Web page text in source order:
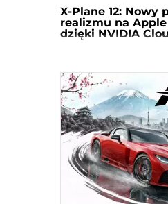
X-Plane 12: Nowy
realizmu na
dzięki NVIDIA